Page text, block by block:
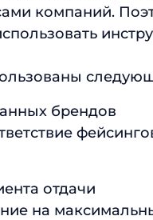
компаний.
брендов
отдачи
на